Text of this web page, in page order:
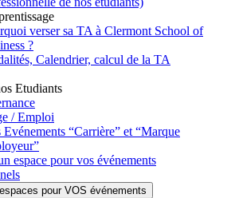
verser sa TA à Clermont School of
?
Calendrier, calcul de la TA
Etudiants
/ Emploi
Evénements “Carrière” et “Marque
espace pour vos événements
pour VOS événements